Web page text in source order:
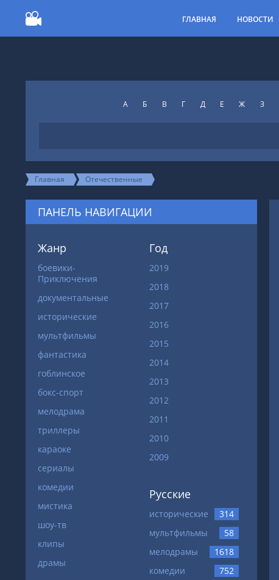
ГЛАВНАЯ НОВОСТИ
А Б В Г Д Е Ж З
Главная Отечественные
ПАНЕЛЬ НАВИГАЦИИ
Жанр
боевики-
Приключения
документальные
исторические
мультфильмы
фантастика
гоблинское
бокс-спорт
мелодрама
триллеры
караоке
сериалы
комедии
мистика
шоу-тв
клипы
драмы
Год
2019
2018
2017
2016
2015
2014
2013
2012
2011
2010
2009
Русские
исторические
314
мультфильмы
58
мелодрамы
1618
комедии
752